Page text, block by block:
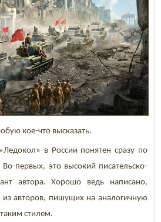
кое-что высказать.
в России понятен сразу по
первых, это высокий писательско-
автора. Хорошо ведь написано,
из авторов, пишущих на аналогичную
стилем.